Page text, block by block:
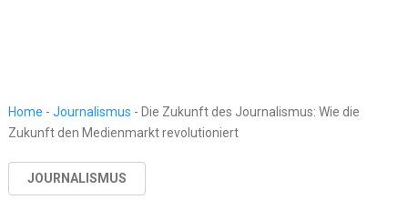
Home - Journalismus - Die Zukunft des Journalismus: Wie die
Zukunft den Medienmarkt revolutioniert
JOURNALISMUS